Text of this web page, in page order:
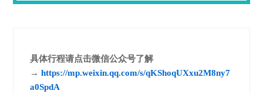
具体行程请点击微信公众号了解
→ https://mp.weixin.qq.com/s/qKShoqUXxu2M8ny7
a0SpdA